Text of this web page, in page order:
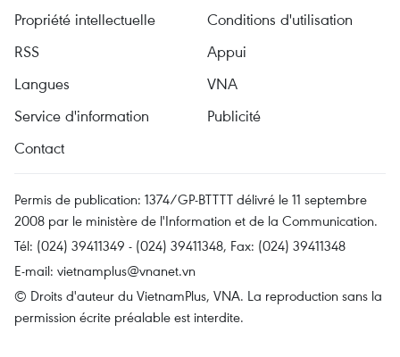
Propriété intellectuelle
Conditions d'utilisation
RSS
Appui
Langues
VNA
Service d'information
Publicité
Contact
Permis de publication: 1374/GP-BTTTT délivré le 11 septembre
2008 par le ministère de l'Information et de la Communication.
Tél: (024) 39411349 - (024) 39411348, Fax: (024) 39411348
E-mail: vietnamplus@vnanet.vn
© Droits d'auteur du VietnamPlus, VNA. La reproduction sans la
permission écrite préalable est interdite.